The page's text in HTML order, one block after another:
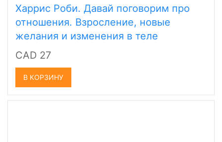
Харрис Роби. Давай поговорим про
отношения. Взросление, новые
желания и изменения в теле
CAD 27
В КОРЗИНУ